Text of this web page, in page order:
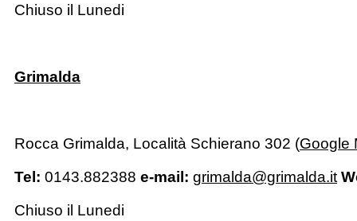
Chiuso il Lunedi
Grimalda
Rocca Grimalda, Località Schierano 302 (Google
Tel: 0143.882388 e-mail: grimalda@grimalda.it
Chiuso il Lunedi